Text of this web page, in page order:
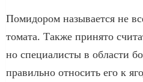
Помидором называется не
томата. Также принято
но специалисты в области
правильно относить его к